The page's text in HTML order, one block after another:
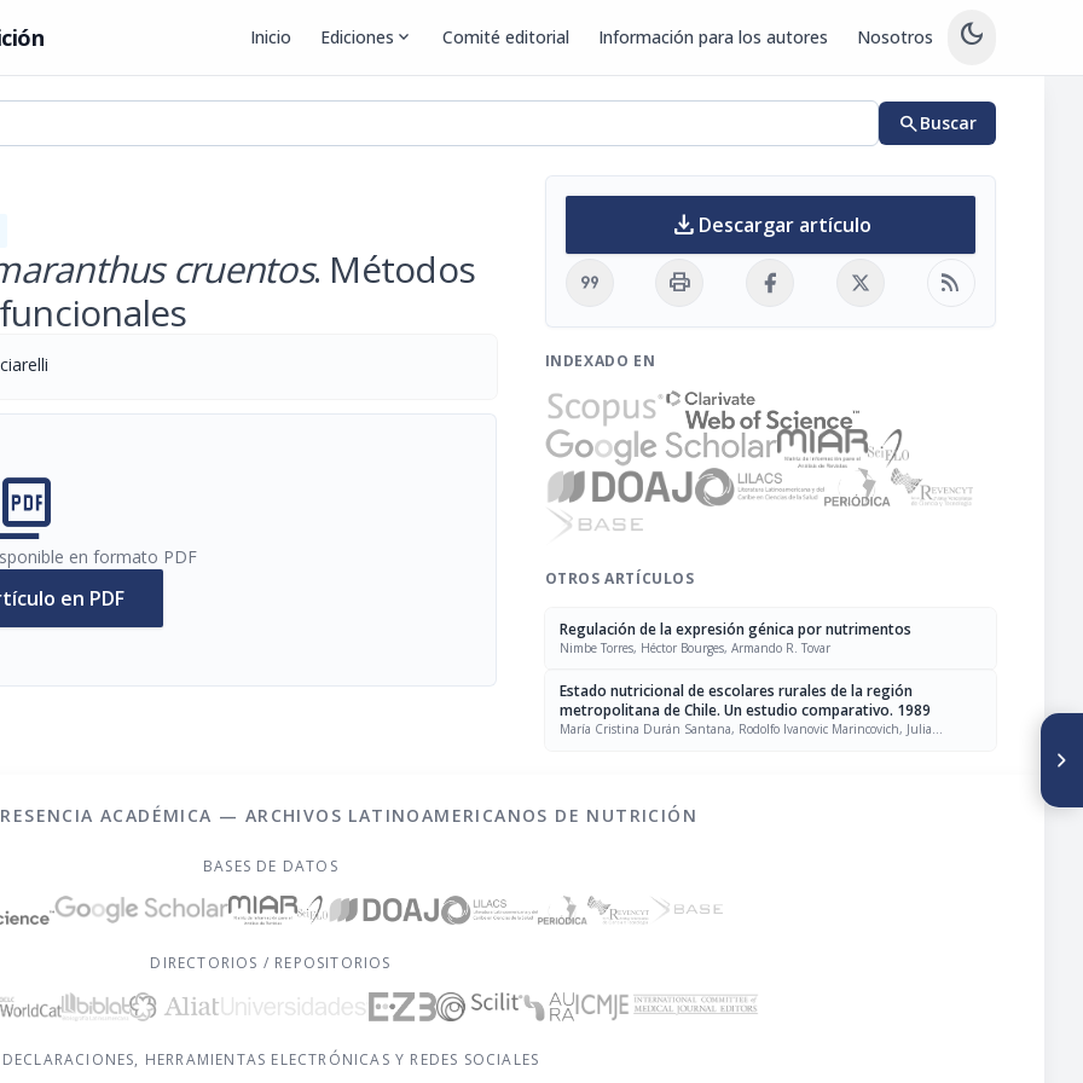
Inicio Ediciones expand_more Comité editorial Información para los autores Nosotros dark_mode
searchBuscar
cruentos. Métodos
en formato PDF
en PDF
download Descargar artículo
format_quote print rss_feed
INDEXADO EN
OTROS ARTÍCULOS
Regulación de la expresión génica por nutrimentos
Nimbe Torres, Héctor Bourges, Armando R. Tovar
Estado nutricional de escolares rurales de la región
metropolitana de Chile. Un estudio comparativo. 1989
María Cristina Durán Santana, Rodolfo Ivanovic Marincovich, JuliaSIGUIENTE ARTÍCULO
ACADÉMICA — ARCHIVOS LATINOAMERICANOS DE NUTRICIÓN
BASES DE DATOS
DIRECTORIOS / REPOSITORIOS
DECLARACIONES, HERRAMIENTAS ELECTRÓNICAS Y REDES SOCIALES